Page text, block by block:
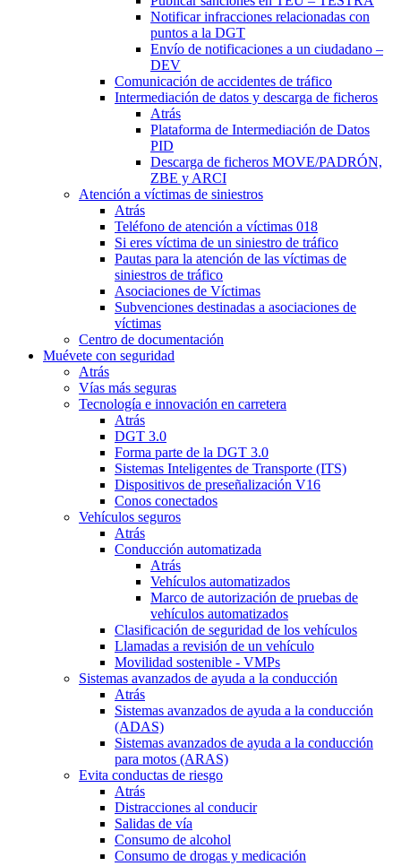
Notificar infracciones relacionadas con
puntos a la DGT
Envío de notificaciones a un ciudadano –
DEV
Comunicación de accidentes de tráfico
Intermediación de datos y descarga de ficheros
Atrás
Plataforma de Intermediación de Datos
PID
Descarga de ficheros MOVE/PADRÓN,
ZBE y ARCI
Atención a víctimas de siniestros
Atrás
Teléfono de atención a víctimas 018
Si eres víctima de un siniestro de tráfico
Pautas para la atención de las víctimas de
siniestros de tráfico
Asociaciones de Víctimas
Subvenciones destinadas a asociaciones de
víctimas
Centro de documentación
Muévete con seguridad
Atrás
Vías más seguras
Tecnología e innovación en carretera
Atrás
DGT 3.0
Forma parte de la DGT 3.0
Sistemas Inteligentes de Transporte (ITS)
Dispositivos de preseñalización V16
Conos conectados
Vehículos seguros
Atrás
Conducción automatizada
Atrás
Vehículos automatizados
Marco de autorización de pruebas de
vehículos automatizados
Clasificación de seguridad de los vehículos
Llamadas a revisión de un vehículo
Movilidad sostenible - VMPs
Sistemas avanzados de ayuda a la conducción
Atrás
Sistemas avanzados de ayuda a la conducción
(ADAS)
Sistemas avanzados de ayuda a la conducción
para motos (ARAS)
Evita conductas de riesgo
Atrás
Distracciones al conducir
Salidas de vía
Consumo de alcohol
Consumo de drogas y medicación